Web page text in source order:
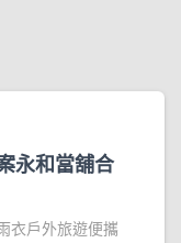
永和當舖合
衣戶外旅遊便攜